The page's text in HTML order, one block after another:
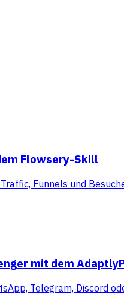
Flowsery-Skill
Funnels und
mit dem
Telegram, Discord